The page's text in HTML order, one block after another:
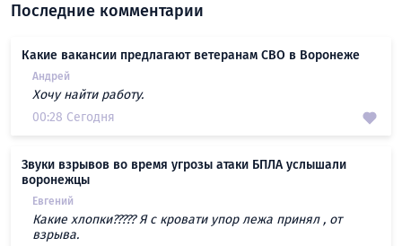
Последние комментарии
Какие вакансии предлагают ветеранам СВО в Воронеже
Андрей
Хочу найти работу.
00:28 Сегодня
Звуки взрывов во время угрозы атаки БПЛА услышали
воронежцы
Евгений
Какие хлопки????? Я с кровати упор лежа принял , от
взрыва.